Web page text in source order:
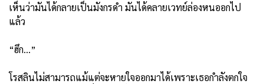
เห็นว่ามันได้กลายเป็นมังกรดำ มันได้คลายเวทย์ล่องหนออกไป
แล้ว
“ฮึก...”
โรสลินไม่สามารถแม้แต่จะหายใจออกมาได้เพราะเธอกำลังตกใจ